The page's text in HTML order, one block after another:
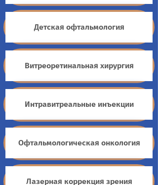
Детская офтальмология
Витреоретинальная хирургия
Интравитреальные инъекции
Офтальмологическая онкология
Лазерная коррекция зрения